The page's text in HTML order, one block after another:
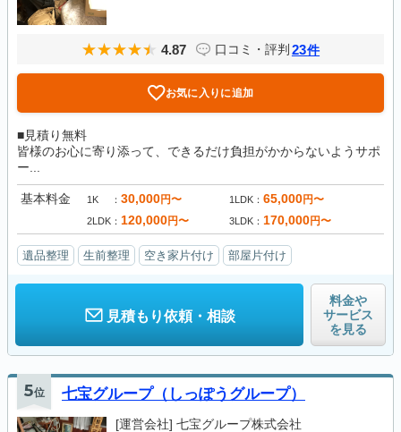
4.87 口コミ・評判 23件
お気に入りに追加
■見積り無料
皆様のお心に寄り添って、できるだけ負担がかからないようサポ
ー...
基本料金 1K 30,000円〜 1LDK 65,000円〜
2LDK 120,000円〜 3LDK 170,000円〜
遺品整理 生前整理 空き家片付け 部屋片付け
見積もり依頼・相談
料金や
サービス
を見る
5位 七宝グループ（しっぽうグループ）
[運営会社] 七宝グループ株式会社